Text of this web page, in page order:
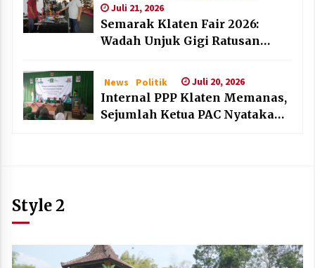
Juli 21, 2026
Semarak Klaten Fair 2026:
Wadah Unjuk Gigi Ratusan
News Politik Juli 20, 2026
Internal PPP Klaten Memanas,
Sejumlah Ketua PAC Nyatakan
Style 2